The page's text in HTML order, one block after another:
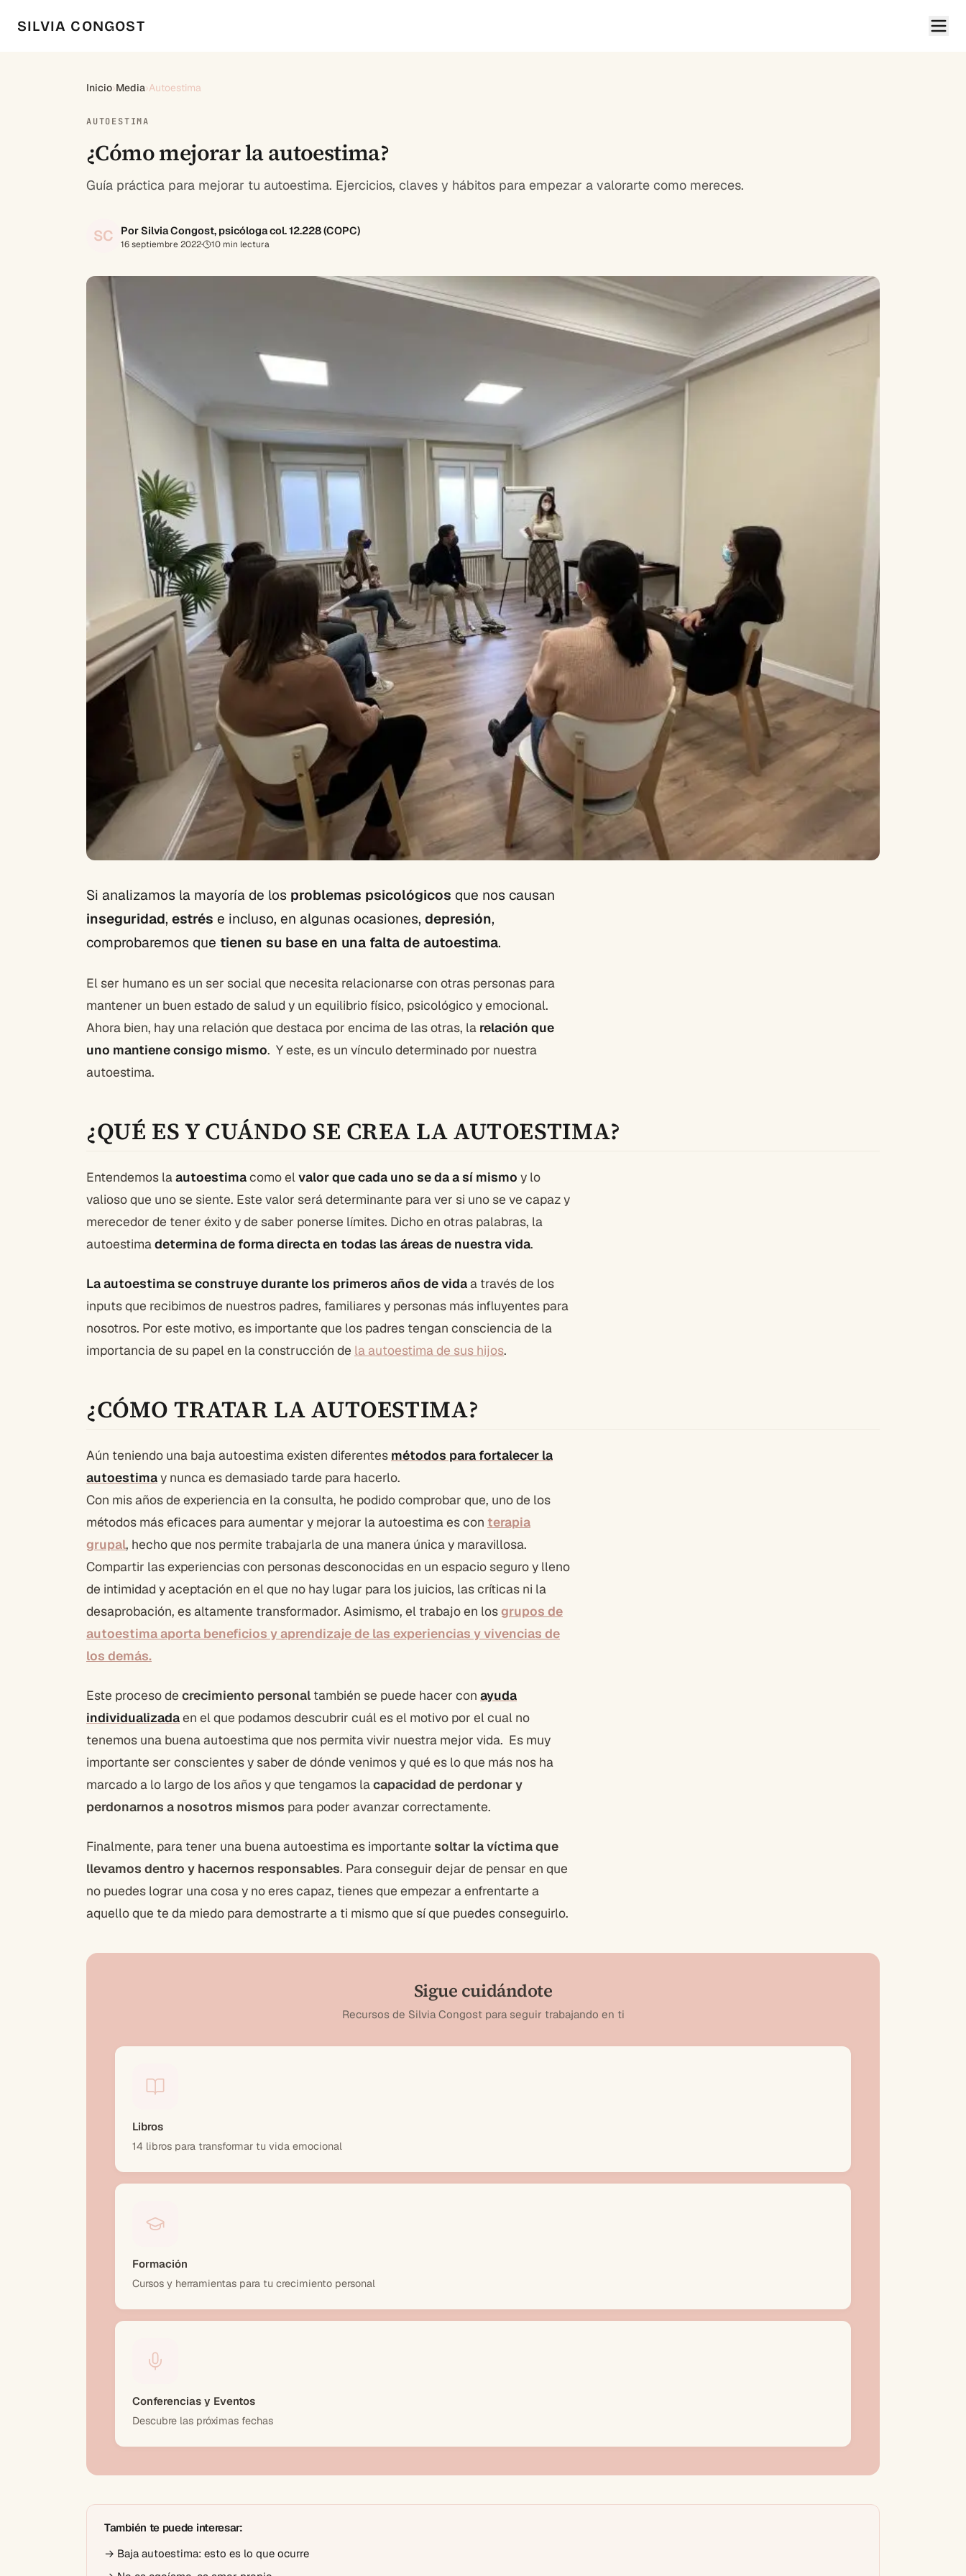
SILVIA CONGOST
Inicio›Media›Autoestima
AUTOESTIMA
¿Cómo mejorar la autoestima?
Guía práctica para mejorar tu autoestima. Ejercicios, claves y hábitos para empezar a valorarte como mereces.
SC Por Silvia Congost, psicóloga col. 12.228 (COPC)
16 septiembre 2022· 10 min lectura
Si analizamos la mayoría de los problemas psicológicos que nos causan
inseguridad, estrés e incluso, en algunas ocasiones, depresión,
comprobaremos que tienen su base en una falta de autoestima.
El ser humano es un ser social que necesita relacionarse con otras personas para
mantener un buen estado de salud y un equilibrio físico, psicológico y emocional.
Ahora bien, hay una relación que destaca por encima de las otras, la relación que
uno mantiene consigo mismo. Y este, es un vínculo determinado por nuestra
autoestima.
¿QUÉ ES Y CUÁNDO SE CREA LA AUTOESTIMA?
Entendemos laautoestimacomo elvalor que cada uno se da a sí mismo y lo
valioso que uno se siente. Este valor será determinante para ver si uno se ve capaz y
merecedor de tener éxito y de saber ponerse límites. Dicho en otras palabras, la
autoestimadetermina de forma directa en todas las áreas de nuestra vida.
La autoestima se construye durante los primeros años de vidaa través de los
inputs que recibimos de nuestros padres, familiares y personas más influyentes para
nosotros. Por este motivo, es importante que los padres tengan consciencia de la
importancia de su papel en la construcción de la autoestima de sus hijos.
¿CÓMO TRATAR LA AUTOESTIMA?
Aún teniendo una baja autoestima existen diferentes métodos para fortalecer la
autoestimay nunca es demasiado tarde para hacerlo.
Con mis años de experiencia en la consulta, he podido comprobar que, uno de los
métodos más eficaces para aumentar y mejorar la autoestima es con terapia
grupal, hecho que nos permite trabajarla de una manera única y maravillosa.
Compartir las experiencias con personas desconocidas en un espacio seguro y lleno
de intimidad y aceptación en el que no hay lugar para los juicios, las críticas ni la
desaprobación, es altamente transformador. Asimismo, el trabajo en losgrupos de
autoestima aporta beneficios y aprendizaje de las experiencias y vivencias de
los demás.
Este proceso de crecimiento personal también se puede hacer con ayuda
individualizadaen el que podamos descubrir cuál es el motivo por el cual no
tenemos una buena autoestima que nos permita vivir nuestra mejor vida. Es muy
importante ser conscientes y saber de dónde venimos y qué es lo que más nos ha
marcado a lo largo de los años y que tengamos lacapacidad de perdonar y
perdonarnos a nosotros mismos para poder avanzar correctamente.
Finalmente, para tener una buena autoestima es importante soltar la víctima que
llevamos dentro y hacernos responsables. Para conseguir dejar de pensar en que
no puedes lograr una cosa y no eres capaz, tienes que empezar a enfrentarte a
aquello que te da miedo para demostrarte a ti mismo que sí que puedes conseguirlo.
Sigue cuidándote
Recursos de Silvia Congost para seguir trabajando en ti
Libros
14 libros para transformar tu vida emocional
Formación
Cursos y herramientas para tu crecimiento personal
Conferencias y Eventos
Descubre las próximas fechas
También te puede interesar:
→ Baja autoestima: esto es lo que ocurre